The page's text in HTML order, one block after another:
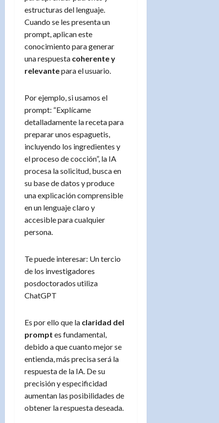
estructuras del lenguaje.
Cuando se les presenta un
prompt, aplican este
conocimiento para generar
una respuesta coherente y
relevantepara el usuario.
Por ejemplo, si usamos el
prompt: “Explícame
detalladamente la receta para
preparar unos espaguetis,
incluyendo los ingredientes y
el proceso de cocción”, la IA
procesa la solicitud, busca en
su base de datos y produce
una explicación comprensible
en un lenguaje claro y
accesible para cualquier
persona.
Te puede interesar: Un tercio
de los investigadores
posdoctorados utiliza
ChatGPT
Es por ello que la claridad del
prompt es fundamental,
debido a que cuanto mejor se
entienda, más precisa será la
respuesta de la IA. De su
precisión y especificidad
aumentan las posibilidades de
obtener la respuesta deseada.